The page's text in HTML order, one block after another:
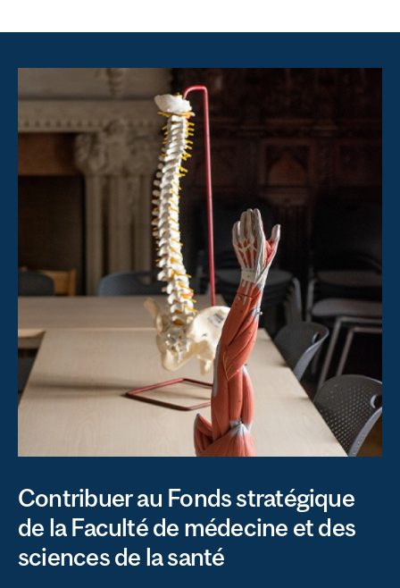
Contribuer au Fonds stratégique
de la Faculté de médecine et des
sciences de la santé